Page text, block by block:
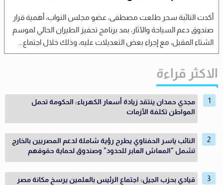
أكدت النائبة سحر طلعت مصطفى، عضو مجلس النواب، أهمية قرار
صندوق دعم السياحة والآثار، بمد برنامج تحفيز الطيران الحالي لموسم
الشتاء المقبل، مع إجراء بعض التعديلات عليه، وذلك خلال اجتماع...
الاكثر قراءة
مجدي حمدان ينتقد زيادة أسعار الكهرباء: الحكومة تحمل
المواطن تكلفة الأزمات
النائب ياسر الحفناوي يطرح رؤية شاملة لدعم المصريين بالخارج
تشمل "المعاش العابر للحدود" وصندوق لحماية حقوقهم
قيادي بحزب الجيل: اجتماع الرئيس بالعلمين يرسخ مكانة مصر